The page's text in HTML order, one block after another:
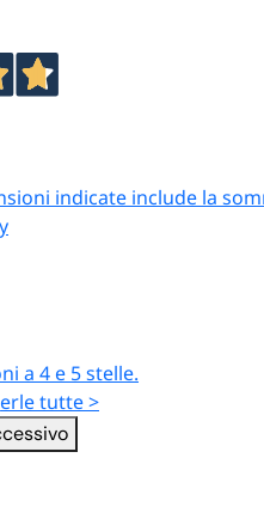
indicate include la
a 4 e 5 stelle.
tutte >